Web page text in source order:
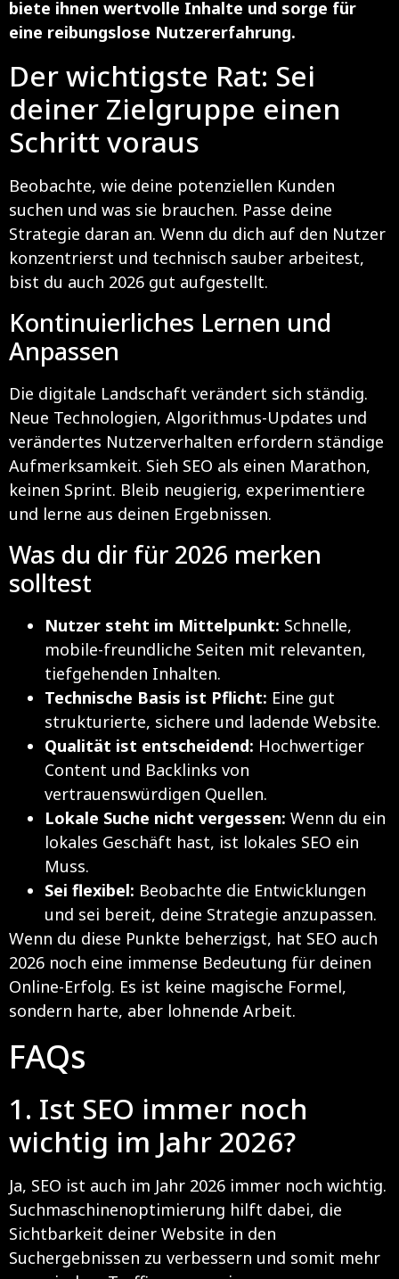
biete ihnen wertvolle Inhalte und sorge für
eine reibungslose Nutzererfahrung.
Der wichtigste Rat: Sei
deiner Zielgruppe einen
Schritt voraus
Beobachte, wie deine potenziellen Kunden
suchen und was sie brauchen. Passe deine
Strategie daran an. Wenn du dich auf den Nutzer
konzentrierst und technisch sauber arbeitest,
bist du auch 2026 gut aufgestellt.
Kontinuierliches Lernen und
Anpassen
Die digitale Landschaft verändert sich ständig.
Neue Technologien, Algorithmus-Updates und
verändertes Nutzerverhalten erfordern ständige
Aufmerksamkeit. Sieh SEO als einen Marathon,
keinen Sprint. Bleib neugierig, experimentiere
und lerne aus deinen Ergebnissen.
Was du dir für 2026 merken
solltest
Nutzer steht im Mittelpunkt: Schnelle,
mobile-freundliche Seiten mit relevanten,
tiefgehenden Inhalten.
Technische Basis ist Pflicht: Eine gut
strukturierte, sichere und ladende Website.
Qualität ist entscheidend: Hochwertiger
Content und Backlinks von
vertrauenswürdigen Quellen.
Lokale Suche nicht vergessen: Wenn du ein
lokales Geschäft hast, ist lokales SEO ein
Muss.
Sei flexibel: Beobachte die Entwicklungen
und sei bereit, deine Strategie anzupassen.
Wenn du diese Punkte beherzigst, hat SEO auch
2026 noch eine immense Bedeutung für deinen
Online-Erfolg. Es ist keine magische Formel,
sondern harte, aber lohnende Arbeit.
FAQs
1. Ist SEO immer noch
wichtig im Jahr 2026?
Ja, SEO ist auch im Jahr 2026 immer noch wichtig.
Suchmaschinenoptimierung hilft dabei, die
Sichtbarkeit deiner Website in den
Suchergebnissen zu verbessern und somit mehr